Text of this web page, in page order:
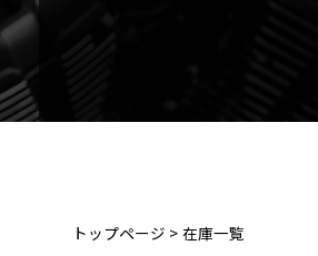
トップページ > 在庫一覧